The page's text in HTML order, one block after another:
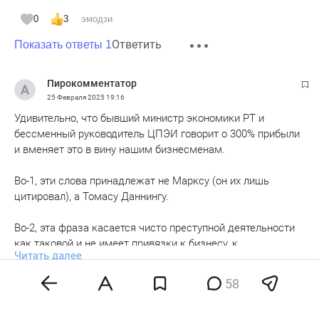
0 3 эмодзи
Показать ответы 1Ответить
Пирокомментатор
25 Февраля 202519:16
Удивительно, что бывший министр экономики РТ и
бессменный руководитель ЦПЭИ говорит о 300% прибыли
и вменяет это в вину нашим бизнесменам.
Во-1, эти слова принадлежат не Марксу (он их лишь
цитировал), а Томасу Даннингу.
Во-2, эта фраза касается чисто преступной деятельности
как таковой и не имеет привязки к бизнесу, к
капиталистам, к предпринимателям: "...при 300 процентах
нет такого преступления, на которое он не рискнул бы,
хотя бы под страхом виселицы. Контрабанда и торговля
Читать далее
58